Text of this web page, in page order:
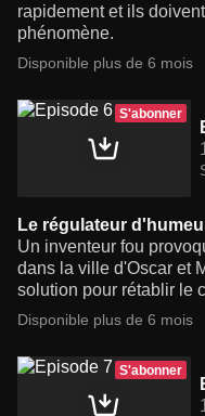
rapidement et ils
phénomène.
Disponible plus de 6 mois
S'abonner
Le régulateur
Un inventeur fou
dans la ville d'Oscar et
solution pour rétablir le
Disponible plus de 6 mois
S'abonner